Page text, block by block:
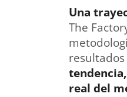
Una
The
real del